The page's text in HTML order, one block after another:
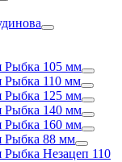
Рыбка 105 мм
Рыбка 110 мм
Рыбка 125 мм
Рыбка 140 мм
Рыбка 160 мм
Рыбка 88 мм
Рыбка Незацеп 110